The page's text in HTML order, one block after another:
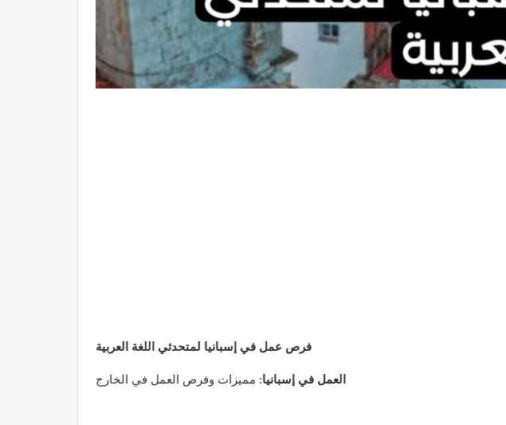
فرص عمل في إسبانيا لمتحدثي اللغة العربية
العمل في إسبانيا: مميزات وفرص العمل في الخارج